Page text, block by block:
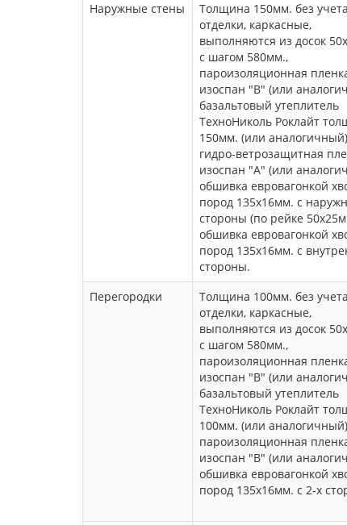
Наружные стены
Толщина 150мм. без учета
отделки, каркасные,
выполняются из досок
с шагом 580мм.,
пароизоляционная
изоспан "В" (или
базальтовый утеплитель
ТехноНиколь Роклайт
150мм. (или
гидро-ветрозащитная
изоспан "А" (или
обшивка евровагонкой
пород 135х16мм. с
стороны (по рейке
обшивка евровагонкой
пород 135х16мм. с
стороны.
Перегородки
Толщина 100мм. без учета
отделки, каркасные,
выполняются из досок
с шагом 580мм.,
пароизоляционная
изоспан "В" (или
базальтовый утеплитель
ТехноНиколь Роклайт
100мм. (или
пароизоляционная
изоспан "В" (или
обшивка евровагонкой
пород 135х16мм. с 2-х